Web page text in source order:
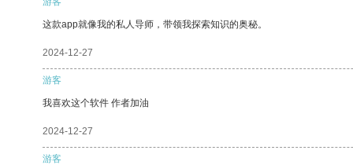
这款app就像我的私人导师，带领我探索知识的奥秘。
2024-12-27
游客
我喜欢这个软件 作者加油
2024-12-27
游客